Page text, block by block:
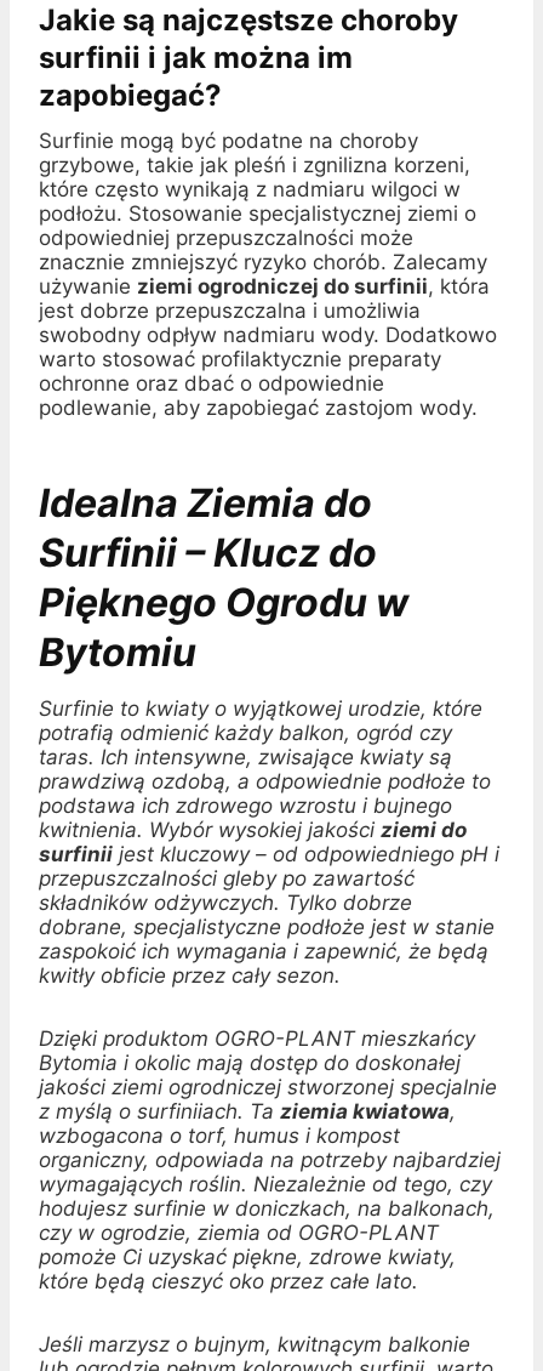
Jakie są najczęstsze choroby
surfinii i jak można im
zapobiegać?
Surfinie mogą być podatne na choroby
grzybowe, takie jak pleśń i zgnilizna korzeni,
które często wynikają z nadmiaru wilgoci w
podłożu. Stosowanie specjalistycznej ziemi o
odpowiedniej przepuszczalności może
znacznie zmniejszyć ryzyko chorób. Zalecamy
używanie ziemi ogrodniczej do surfinii, która
jest dobrze przepuszczalna i umożliwia
swobodny odpływ nadmiaru wody. Dodatkowo
warto stosować profilaktycznie preparaty
ochronne oraz dbać o odpowiednie
podlewanie, aby zapobiegać zastojom wody.
Idealna Ziemia do
Surfinii – Klucz do
Pięknego Ogrodu w
Bytomiu
Surfinie to kwiaty o wyjątkowej urodzie, które
potrafią odmienić każdy balkon, ogród czy
taras. Ich intensywne, zwisające kwiaty są
prawdziwą ozdobą, a odpowiednie podłoże to
podstawa ich zdrowego wzrostu i bujnego
kwitnienia. Wybór wysokiej jakości ziemi do
surfinii jest kluczowy – od odpowiedniego pH i
przepuszczalności gleby po zawartość
składników odżywczych. Tylko dobrze
dobrane, specjalistyczne podłoże jest w stanie
zaspokoić ich wymagania i zapewnić, że będą
kwitły obficie przez cały sezon.
Dzięki produktom OGRO-PLANT mieszkańcy
Bytomia i okolic mają dostęp do doskonałej
jakości ziemi ogrodniczej stworzonej specjalnie
z myślą o surfiniiach. Ta ziemia kwiatowa,
wzbogacona o torf, humus i kompost
organiczny, odpowiada na potrzeby najbardziej
wymagających roślin. Niezależnie od tego, czy
hodujesz surfinie w doniczkach, na balkonach,
czy w ogrodzie, ziemia od OGRO-PLANT
pomoże Ci uzyskać piękne, zdrowe kwiaty,
które będą cieszyć oko przez całe lato.
Jeśli marzysz o bujnym, kwitnącym balkonie